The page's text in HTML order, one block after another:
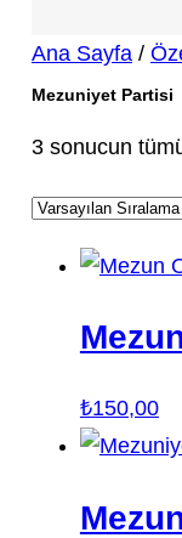
Ana Sayfa/
Mezuniyet Partisi
3 sonucun
₺150,00